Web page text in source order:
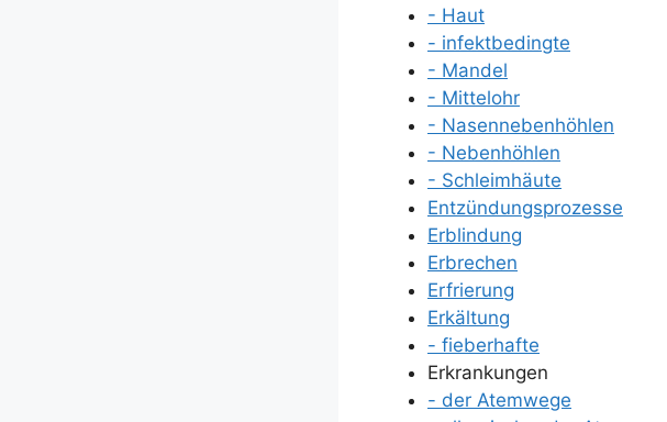
- Haut
- infekt­be­ding­te
- Man­del
- Mit­tel­ohr
- Nasen­ne­ben­höh­len
- Neben­höh­len
- Schleim­häu­te
Ent­zün­dungs­pro­zes­se
Erblin­dung
Erbre­chen
Erfrie­rung
Erkäl­tung
- fie­ber­haf­te
Erkran­kun­gen
- der Atemwege